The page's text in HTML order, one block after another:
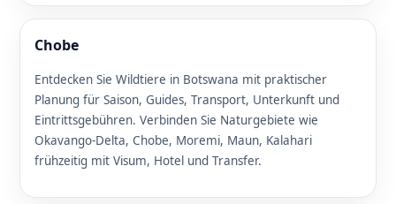
Chobe
Entdecken Sie Wildtiere in Botswana mit praktischer
Planung für Saison, Guides, Transport, Unterkunft und
Eintrittsgebühren. Verbinden Sie Naturgebiete wie
Okavango-Delta, Chobe, Moremi, Maun, Kalahari
frühzeitig mit Visum, Hotel und Transfer.